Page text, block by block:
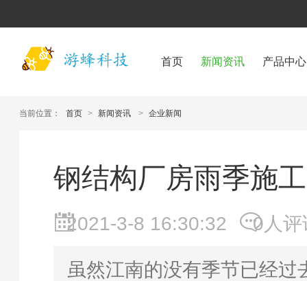
首页 新闻资讯 产品中心
当前位置： 首页 > 新闻资讯 > 企业新闻
钢结构厂房雨季施
2021-3-8 16:30:32 0人评
虽然江南的没有季节已经过